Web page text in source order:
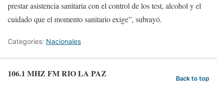
prestar asistencia sanitaria con el control de los test, alcohol y el
cuidado que el momento sanitario exige”, subrayó.
Categories: Nacionales
106.1 MHZ FM RIO LA PAZ Back to top